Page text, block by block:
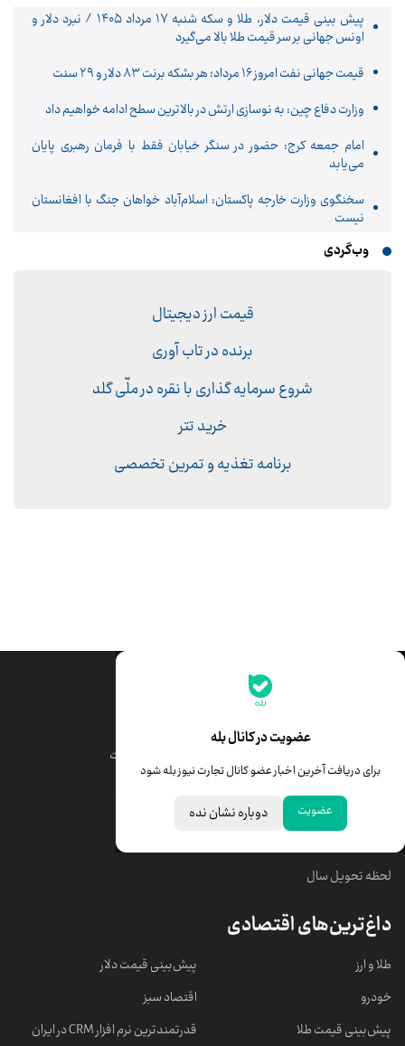
پیش ‌بینی قیمت دلار، طلا و سکه شنبه ۱۷ مرداد ۱۴۰۵ / نبرد دلار و
اونس جهانی بر سر قیمت طلا بالا می‌گیرد
قیمت جهانی نفت امروز ۱۶ مرداد؛ هر بشکه برنت ۸۳ دلار و ۲۹ سنت
وزارت دفاع چین: به نوسازی ارتش در بالاترین سطح ادامه خواهیم داد
امام جمعه کرج: حضور در سنگر خیابان فقط با فرمان رهبری پایان
می‌یابد
سخنگوی وزارت خارجه پاکستان: اسلام‌آباد خواهان جنگ با افغانستان
نیست
وب‌گردی
قیمت ارز دیجیتال
برنده در تاب آوری
شروع سرمایه گذاری با نقره در ملّی گلد
خرید تتر
برنامه تغذیه و تمرین تخصصی
عضویت در کانال بله
برای دریافت آخرین اخبار عضو کانال تجارت نیوز بله شود
عضویت دوباره نشان نده
جدیدترین قیمت‌ها
قیمت درهم امارات
خبرهای مهم
لحظه تحویل سال
داغ‌ترین‌های اقتصادی
طلا و ارز
خودرو
پیش‌بینی قیمت طلا
پیش‌بینی قیمت دلار
اقتصاد سبز
قدرتمندترین نرم‌ افزار CRM در ایران